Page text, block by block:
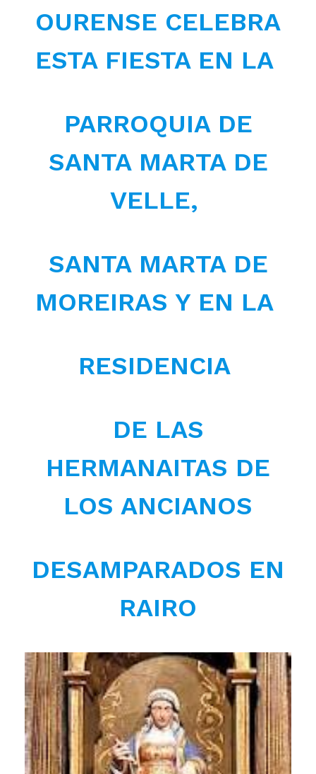
OURENSE CELEBRA
ESTA FIESTA EN LA
PARROQUIA DE
SANTA MARTA DE
VELLE,
SANTA MARTA DE
MOREIRAS Y EN LA
RESIDENCIA
DE LAS
HERMANAITAS DE
LOS ANCIANOS
DESAMPARADOS EN
RAIRO